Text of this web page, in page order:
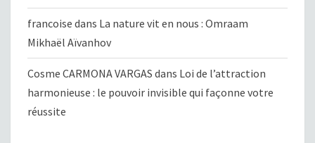
francoise dans La nature vit en nous : Omraam
Mikhaël Aïvanhov
Cosme CARMONA VARGAS dans Loi de l’attraction
harmonieuse : le pouvoir invisible qui façonne votre
réussite